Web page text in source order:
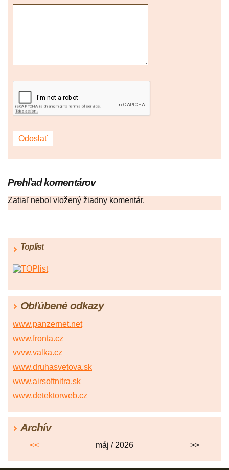
Prehľad komentárov
Zatiaľ nebol vložený žiadny komentár.
Toplist
Obľúbené odkazy
www.panzernet.net
www.fronta.cz
vvvw.valka.cz
www.druhasvetova.sk
www.airsoftnitra.sk
www.detektorweb.cz
Archív
<< máj / 2026 >>